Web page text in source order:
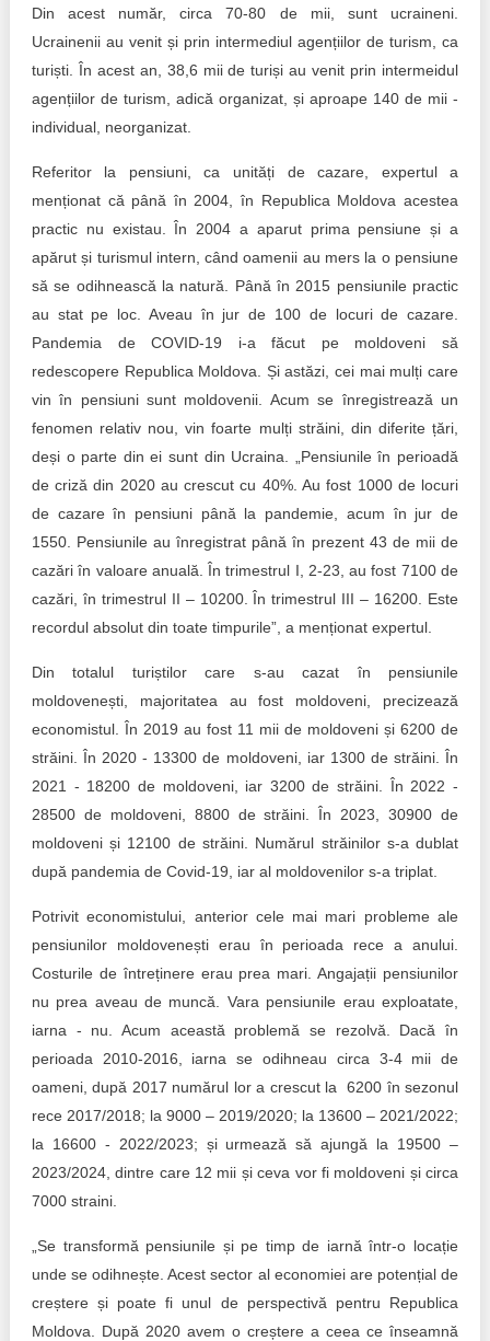
Din acest număr, circa 70-80 de mii, sunt ucraineni.
Ucrainenii au venit și prin intermediul agențiilor de turism, ca
turiști. În acest an, 38,6 mii de turiși au venit prin intermeidul
agențiilor de turism, adică organizat, și aproape 140 de mii -
individual, neorganizat.
Referitor la pensiuni, ca unități de cazare, expertul a
menționat că până în 2004, în Republica Moldova acestea
practic nu existau. În 2004 a aparut prima pensiune și a
apărut și turismul intern, când oamenii au mers la o pensiune
să se odihnească la natură. Până în 2015 pensiunile practic
au stat pe loc. Aveau în jur de 100 de locuri de cazare.
Pandemia de COVID-19 i-a făcut pe moldoveni să
redescopere Republica Moldova. Și astăzi, cei mai mulți care
vin în pensiuni sunt moldovenii. Acum se înregistrează un
fenomen relativ nou, vin foarte mulți străini, din diferite țări,
deși o parte din ei sunt din Ucraina. „Pensiunile în perioadă
de criză din 2020 au crescut cu 40%. Au fost 1000 de locuri
de cazare în pensiuni până la pandemie, acum în jur de
1550. Pensiunile au înregistrat până în prezent 43 de mii de
cazări în valoare anuală. În trimestrul I, 2-23, au fost 7100 de
cazări, în trimestrul II – 10200. În trimestrul III – 16200. Este
recordul absolut din toate timpurile”, a menționat expertul.
Din totalul turiștilor care s-au cazat în pensiunile
moldovenești, majoritatea au fost moldoveni, precizează
economistul. În 2019 au fost 11 mii de moldoveni și 6200 de
străini. În 2020 - 13300 de moldoveni, iar 1300 de străini. În
2021 - 18200 de moldoveni, iar 3200 de străini. În 2022 -
28500 de moldoveni, 8800 de străini. În 2023, 30900 de
moldoveni și 12100 de străini. Numărul străinilor s-a dublat
după pandemia de Covid-19, iar al moldovenilor s-a triplat.
Potrivit economistului, anterior cele mai mari probleme ale
pensiunilor moldovenești erau în perioada rece a anului.
Costurile de întreținere erau prea mari. Angajații pensiunilor
nu prea aveau de muncă. Vara pensiunile erau exploatate,
iarna - nu. Acum această problemă se rezolvă. Dacă în
perioada 2010-2016, iarna se odihneau circa 3-4 mii de
oameni, după 2017 numărul lor a crescut la 6200 în sezonul
rece 2017/2018; la 9000 – 2019/2020; la 13600 – 2021/2022;
la 16600 - 2022/2023; și urmează să ajungă la 19500 –
2023/2024, dintre care 12 mii și ceva vor fi moldoveni și circa
7000 straini.
„Se transformă pensiunile și pe timp de iarnă într-o locație
unde se odihnește. Acest sector al economiei are potențial de
creștere și poate fi unul de perspectivă pentru Republica
Moldova. După 2020 avem o creștere a ceea ce înseamnă